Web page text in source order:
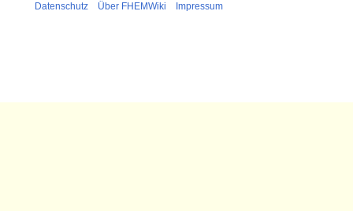
Datenschutz Über FHEMWiki Impressum